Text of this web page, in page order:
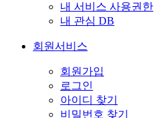
내 서비스 사용권한
내 관심 DB
회원서비스
회원가입
로그인
아이디 찾기
비밀번호 찾기